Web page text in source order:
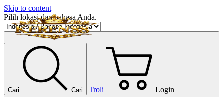
Skip to content
Pilih lokasi dan bahasa Anda.
Cari Cari Troli Login